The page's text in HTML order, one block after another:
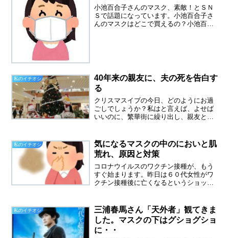
小池百合子さんのマスク、素敵！とＳＮ
Ｓで話題になっています。小池百合子さ
んのマスクはどこで買えるの？小池百合
私のイチオシ
40年来の親友に、夫の死を告白す
る
クリスマスイブの今日、どのようにお過
ごしでしょうか？私はと言えば、よせば
いいのに、繁華街に繰り出し、親友とラ
蔵小杉です。私はこの武蔵小杉が、なぜ
か気に入っています。二年...
私のイチオシ
気になるマスクの中のにおいと肌
荒れ、原因と対策
コロナウイルスのワクチン接種が、もう
すぐ始まります。昨日は６０代女性がワ
クチン接種後に亡くなるというショック
た。横須賀市は、なんとデパートの中で
接種できるそうですが、待ち...
私のイチオシ
三浦春馬さん「天外者」観てきま
した。マスクの下はグショグショ
に・・